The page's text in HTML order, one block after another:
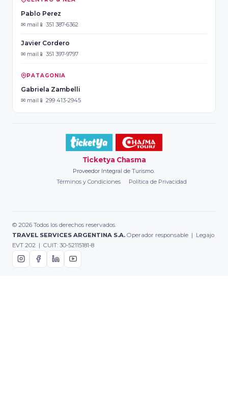
Pablo Perez
✉ mail 📱 351 387-6362
Javier Cordero
✉ mail 📱 351 397-9797
PATAGONIA
Gabriela Zambelli
✉ mail 📱 299 413-2945
Ticketya Chasma
Proveedor Integral de Turismo.
Términos y Condiciones
Política de Privacidad
© 2026 Todos los derechos reservados.
TRAVEL SERVICES ARGENTINA S.A. Operador responsable | Legajo
EVT 202 | CUIT: 30-52115181-8